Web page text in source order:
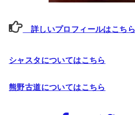
詳しいプロフィールはこちら
シャスタについてはこちら
熊野古道についてはこちら